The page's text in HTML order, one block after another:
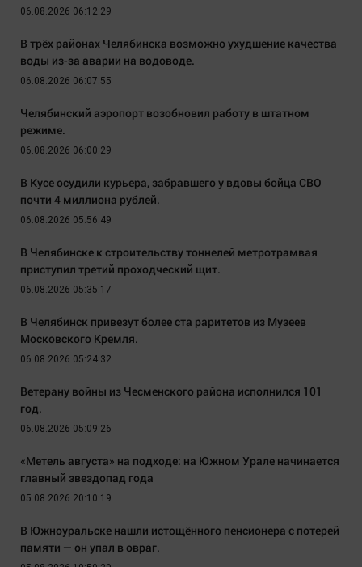
06.08.2026 06:12:29
В трёх районах Челябинска возможно ухудшение качества
воды из-за аварии на водоводе.
06.08.2026 06:07:55
Челябинский аэропорт возобновил работу в штатном
режиме.
06.08.2026 06:00:29
В Кусе осудили курьера, забравшего у вдовы бойца СВО
почти 4 миллиона рублей.
06.08.2026 05:56:49
В Челябинске к строительству тоннелей метротрамвая
приступил третий проходческий щит.
06.08.2026 05:35:17
В Челябинск привезут более ста раритетов из Музеев
Московского Кремля.
06.08.2026 05:24:32
Ветерану войны из Чесменского района исполнился 101
год.
06.08.2026 05:09:26
«Метель августа» на подходе: на Южном Урале начинается
главный звездопад года
05.08.2026 20:10:19
В Южноуральске нашли истощённого пенсионера с потерей
памяти — он упал в овраг.